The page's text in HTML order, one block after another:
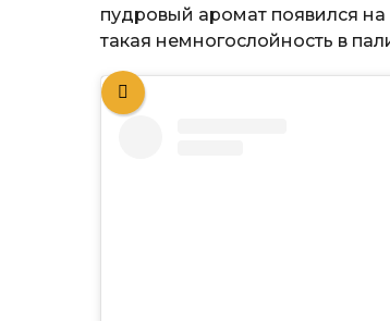
пудровый аромат появился
такая немногослойность в